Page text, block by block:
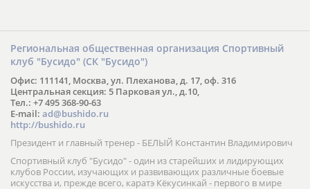
Региональная общественная организация Спортивный
клуб "Бусидо" (СК "Бусидо")
Офис: 111141, Москва, ул. Плеханова, д. 17, оф. 316
Центральная секция: 5 Парковая ул., д.10,
Тел.: +7 495 368-90-63
E-mail: ad@bushido.ru
http://bushido.ru
Президент и главный тренер - БЕЛЫЙ Константин Владимирович
Спортивный клуб "Бусидо" - один из старейших и лидирующих
клубов России, изучающих и развивающих различные боевые
искусства и, прежде всего, каратэ Кёкусинкай - первого в мире